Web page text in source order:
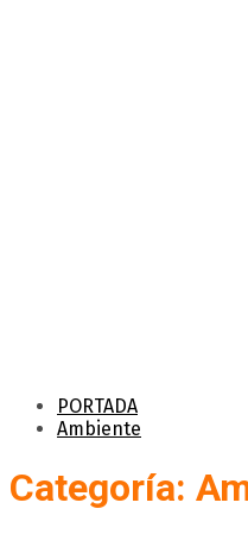
PORTADA
Ambiente
Categoría: